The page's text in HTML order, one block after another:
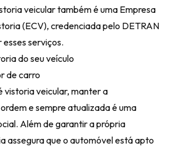
veicular também é uma Empresa
(ECV), credenciada pelo DETRAN
serviços.
do seu veículo
vistoria veicular, manter a
e sempre atualizada é uma
Além de garantir a própria
assegura que o automóvel está apto